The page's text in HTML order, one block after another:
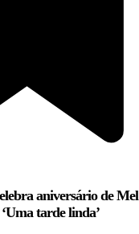
aniversário de Mel
tarde linda’